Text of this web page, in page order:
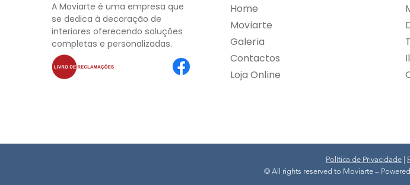
A Moviarte é uma empresa que
se dedica à decoração de
interiores oferecendo soluções
completas e personalizadas.
Home
Moviarte
Galeria
Contactos
Loja Online
Política de Privacidade
© All rights reserved to Moviarte –